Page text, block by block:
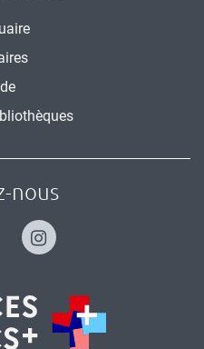
nous